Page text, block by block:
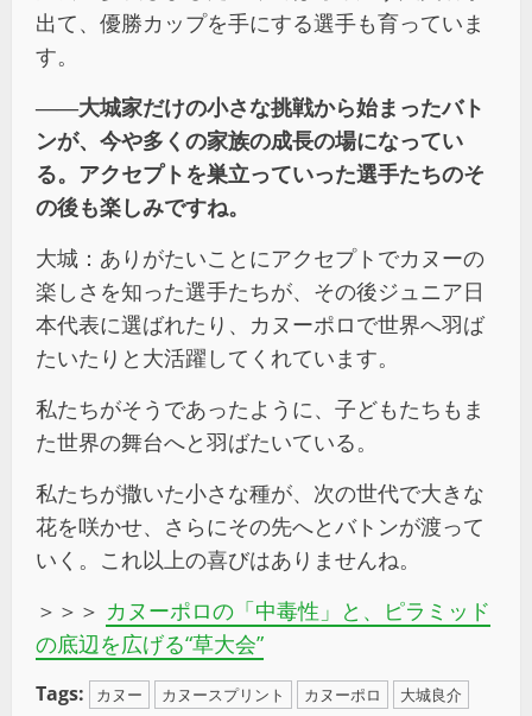
出て、優勝カップを手にする選手も育っていま
す。
――大城家だけの小さな挑戦から始まったバト
ンが、今や多くの家族の成長の場になってい
る。アクセプトを巣立っていった選手たちのそ
の後も楽しみですね。
大城：ありがたいことにアクセプトでカヌーの
楽しさを知った選手たちが、その後ジュニア日
本代表に選ばれたり、カヌーポロで世界へ羽ば
たいたりと大活躍してくれています。
私たちがそうであったように、子どもたちもま
た世界の舞台へと羽ばたいている。
私たちが撒いた小さな種が、次の世代で大きな
花を咲かせ、さらにその先へとバトンが渡って
いく。これ以上の喜びはありませんね。
＞＞＞ カヌーポロの「中毒性」と、ピラミッド
の底辺を広げる“草大会”
Tags: カヌー カヌースプリント カヌーポロ 大城良介